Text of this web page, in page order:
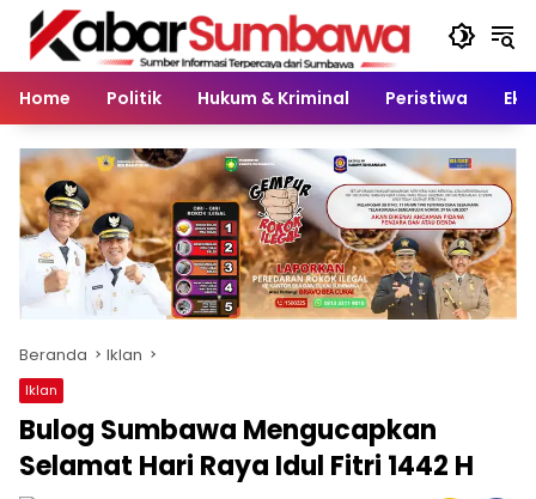
Langsung
konten
Home
Politik Hukum & Kriminal Peristiwa
Beranda Iklan
Iklan
Bulog Sumbawa Mengucapkan
Selamat Hari Raya Idul Fitri 1442 H